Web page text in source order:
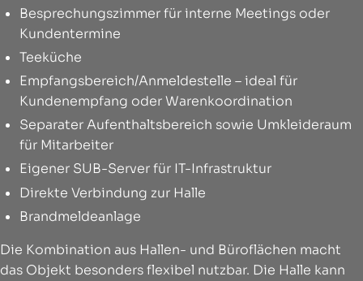
Besprechungszimmer für interne Meetings oder
Kundentermine
Teeküche
Empfangsbereich/Anmeldestelle – ideal für
Kundenempfang oder Warenkoordination
Separater Aufenthaltsbereich sowie Umkleideraum
für Mitarbeiter
Eigener SUB-Server für IT-Infrastruktur
Direkte Verbindung zur Halle
Brandmeldeanlage
Die Kombination aus Hallen- und Büroflächen macht
das Objekt besonders flexibel nutzbar. Die Halle kann